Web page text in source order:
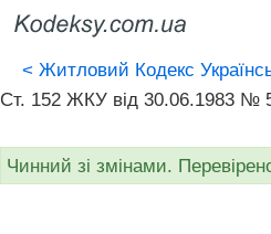
< Житловий Кодекс
Ст. 152 ЖКУ від 30.06.1983 №
Чинний зі змінами.